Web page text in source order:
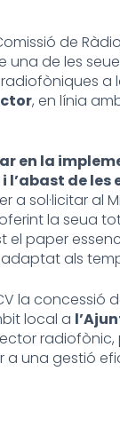
de
de les
a
, en línia
en la
de les
sol·licitar al
la seua
paper
als
la
local a
una gestió